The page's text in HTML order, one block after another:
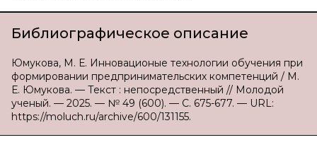
Библиографическое описание
Юмукова, М. Е. Инновационые технологии обучения при
формировании предпринимательских компетенций / М.
Е. Юмукова. — Текст : непосредственный // Молодой
ученый. — 2025. — № 49 (600). — С. 675-677. — URL:
https://moluch.ru/archive/600/131155.